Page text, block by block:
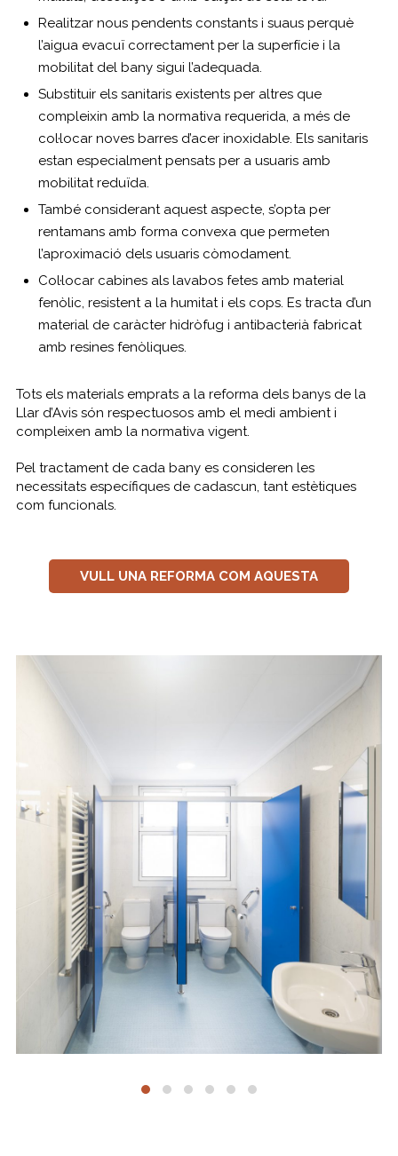
Realitzar nous pendents constants i suaus perquè
l’aigua evacuï correctament per la superfície i la
mobilitat del bany sigui l’adequada.
Substituir els sanitaris existents per altres que
compleixin amb la normativa requerida, a més de
col·locar noves barres d’acer inoxidable. Els sanitaris
estan especialment pensats per a usuaris amb
mobilitat reduïda.
També considerant aquest aspecte, s’opta per
rentamans amb forma convexa que permeten
l’aproximació dels usuaris còmodament.
Col·locar cabines als lavabos fetes amb material
fenòlic, resistent a la humitat i els cops. Es tracta d’un
material de caràcter hidròfug i antibacterià fabricat
amb resines fenòliques.
Tots els materials emprats a la reforma dels banys de la
Llar d’Avis són respectuosos amb el medi ambient i
compleixen amb la normativa vigent.
Pel tractament de cada bany es consideren les
necessitats específiques de cadascun, tant estètiques
com funcionals.
VULL UNA REFORMA COM AQUESTA